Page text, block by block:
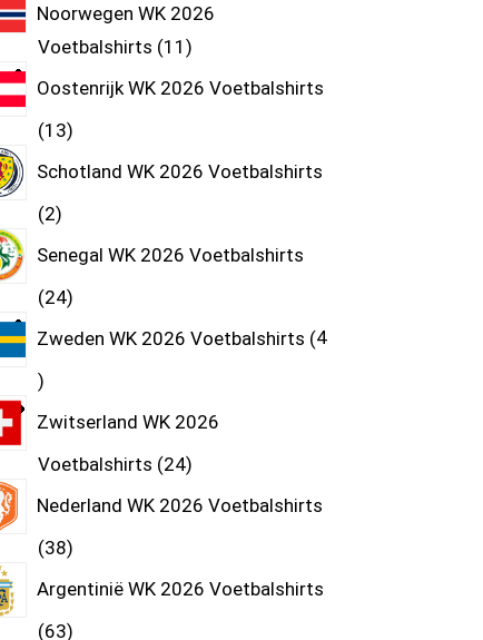
Noorwegen WK 2026
Voetbalshirts 11
Oostenrijk WK 2026 Voetbalshirts
13
Schotland WK 2026 Voetbalshirts
2
Senegal WK 2026 Voetbalshirts
24
Zweden WK 2026 Voetbalshirts 4
Zwitserland WK 2026
Voetbalshirts 24
Nederland WK 2026 Voetbalshirts
38
Argentinië WK 2026 Voetbalshirts
63